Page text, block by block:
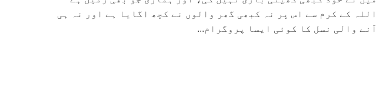
اللہ کے کرم سے اس پر نہ کبھی گھر والوں نے کچھ اگایا ہے اور نہ ہی
آنے والی نسل کا کوئی ایسا پروگرام...